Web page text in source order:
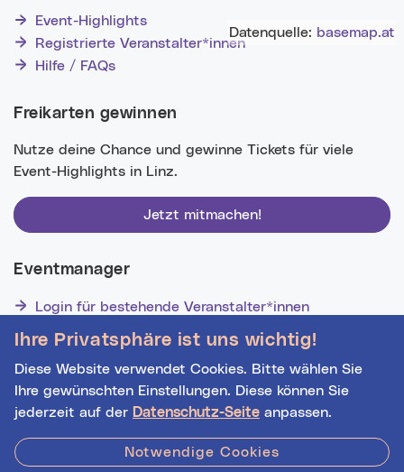
Datenquelle: basemap.at
Ihre Privatsphäre ist uns wichtig!
Diese Website verwendet Cookies. Bitte wählen Sie
Ihre gewünschten Einstellungen. Diese können Sie
jederzeit auf der Datenschutz-Seite anpassen.
Notwendige Cookies
Event-Highlights
Registrierte Veranstalter*innen
Hilfe / FAQs
Freikarten gewinnen
Nutze deine Chance und gewinne Tickets für viele
Event-Highlights in Linz.
Jetzt mitmachen!
Eventmanager
Login für bestehende Veranstalter*innen
Veranstalter*innen!